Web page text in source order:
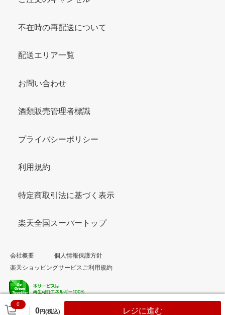
0
0円(税込) レジに進む
不在時の再配送について
配送エリア一覧
お問い合わせ
酒類販売管理者標識
プライバシーポリシー
利用規約
特定商取引法に基づく表示
楽天全国スーパートップ
会社概要
個人情報保護方針
楽天ショッピングサービスご利用規約
© Rakuten Group, Inc.